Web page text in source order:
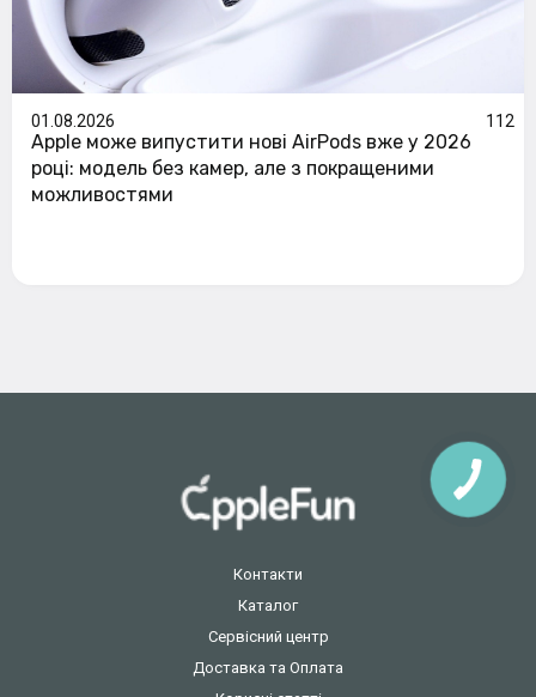
01.08.2026 112
Apple може випустити нові AirPods вже у 2026
році: модель без камер, але з покращеними
можливостями
Контакти
Каталог
Сервісний центр
Доставка та Оплата